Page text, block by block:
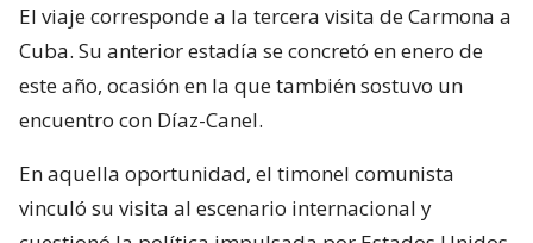
El viaje corresponde a la tercera visita de Carmona a
Cuba. Su anterior estadía se concretó en enero de
este año, ocasión en la que también sostuvo un
encuentro con Díaz-Canel.
En aquella oportunidad, el timonel comunista
vinculó su visita al escenario internacional y